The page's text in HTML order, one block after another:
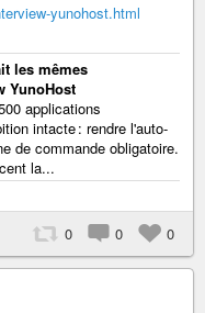
yunohost.html
les mêmes
YunoHost
applications
intacte : rendre l'auto-
de commande obligatoire.
la...
0 0 0